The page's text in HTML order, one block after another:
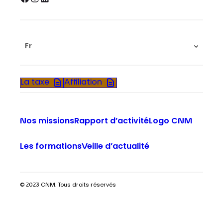
Fr
La taxe Affiliation
Nos missionsRapport d’activitéLogo CNM
Les formationsVeille d’actualité
© 2023 CNM. Tous droits réservés